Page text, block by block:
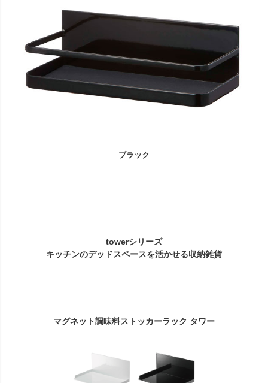
ブラック
towerシリーズ
キッチンのデッドスペースを活かせる収納雑貨
マグネット調味料ストッカーラック タワー